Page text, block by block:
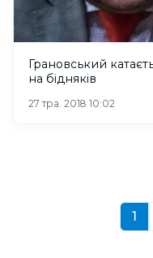
Грановський
на бідняків
27 тра. 2018 10:02
1